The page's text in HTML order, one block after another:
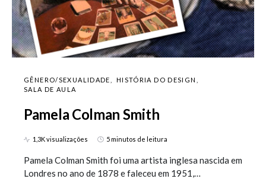
GÊNERO/SEXUALIDADE
HISTÓRIA DO DESIGN
SALA DE AULA
Pamela Colman Smith
1,3K visualizações 5 minutos de leitura
Pamela Colman Smith foi uma artista inglesa nascida em
Londres no ano de 1878 e faleceu em 1951,…